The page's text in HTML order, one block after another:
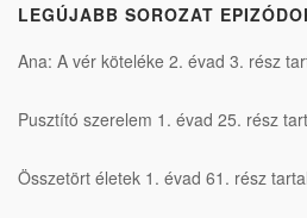
LEGÚJABB SOROZAT
Ana: A vér köteléke 2. évad 3. rész
Pusztító szerelem 1. évad 25. rész
Összetört életek 1. évad 61. rész